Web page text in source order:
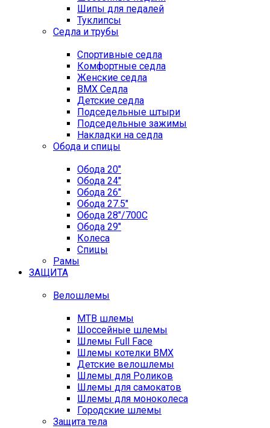
Шипы для педалей
Туклипсы
Седла и трубы
Спортивные седла
Комфортные седла
Женские седла
BMX Седла
Детские седла
Подседельные штыри
Подседельные зажимы
Накладки на седла
Обода и спицы
Обода 20"
Обода 24"
Обода 26"
Обода 27.5"
Обода 28"/700C
Обода 29"
Колеса
Спицы
Рамы
ЗАЩИТА
Велошлемы
MTB шлемы
Шоссейные шлемы
Шлемы Full Face
Шлемы котелки BMX
Детские велошлемы
Шлемы для Роликов
Шлемы для самокатов
Шлемы для моноколеса
Городские шлемы
Защита тела